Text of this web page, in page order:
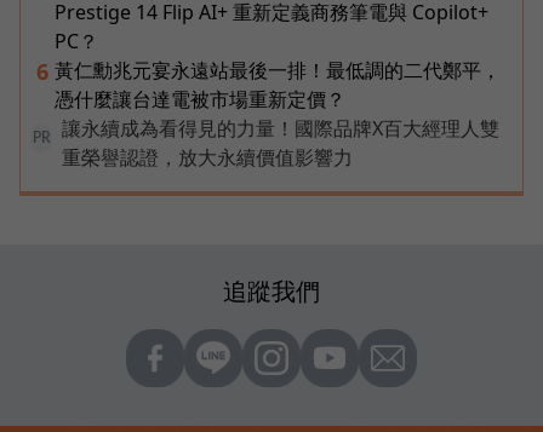
Prestige 14 Flip AI+ 重新定義商務筆電與 Copilot+
PC？
6 黃仁勳兆元宴永遠站最後一排！最低調的二代鄭平，
憑什麼讓台達電被市場重新定價？
PR
讓永續成為看得見的力量！國際品牌X百大經理人雙
重榮譽認證，放大永續價值影響力
追蹤我們